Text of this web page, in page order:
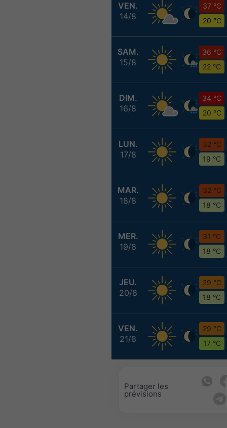
VEN.
14/8
37 °C
20 °C
SAM.
15/8
36 °C
22 °C
DIM.
16/8
34 °C
20 °C
LUN.
17/8
32 °C
19 °C
MAR.
18/8
32 °C
18 °C
MER.
19/8
31 °C
18 °C
JEU.
20/8
29 °C
18 °C
VEN.
21/8
29 °C
17 °C
Partager les
prévisions